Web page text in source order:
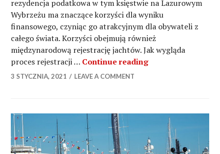
rezydencja podatkowa w tym księstwie na Lazurowym
Wybrzeżu ma znaczące korzyści dla wyniku
finansowego, czyniąc go atrakcyjnym dla obywateli z
całego świata. Korzyści obejmują również
międzynarodową rejestrację jachtów. Jak wygląda
proces rejestracji … Continue readingRejestracja jachtu
3 STYCZNIA, 2021 LEAVE A COMMENT